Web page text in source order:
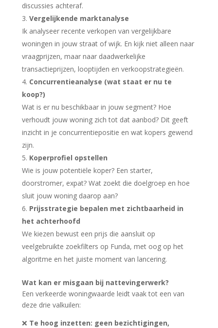
discussies achteraf.
Vergelijkende marktanalyse
Ik analyseer recente verkopen van vergelijkbare
woningen in jouw straat of wijk. En kijk niet alleen naar
vraagprijzen, maar naar daadwerkelijke
transactieprijzen, looptijden en verkoopstrategieën.
Concurrentieanalyse (wat staat er nu te
koop?)
Wat is er nu beschikbaar in jouw segment? Hoe
verhoudt jouw woning zich tot dat aanbod? Dit geeft
inzicht in je concurrentiepositie en wat kopers gewend
zijn.
Koperprofiel opstellen
Wie is jouw potentiële koper? Een starter,
doorstromer, expat? Wat zoekt die doelgroep en hoe
sluit jouw woning daarop aan?
Prijsstrategie bepalen met zichtbaarheid in
het achterhoofd
We kiezen bewust een prijs die aansluit op
veelgebruikte zoekfilters op Funda, met oog op het
algoritme en het juiste moment van lancering.
Wat kan er misgaan bij nattevingerwerk?
Een verkeerde woningwaarde leidt vaak tot een van
deze drie valkuilen:
❌ Te hoog inzetten: geen bezichtigingen,